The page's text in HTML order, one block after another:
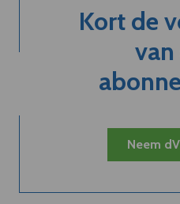
Kort de
van
Neem